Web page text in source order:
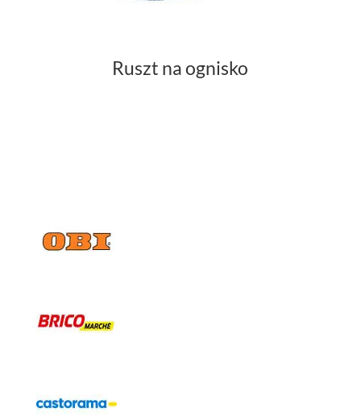
Ruszt na ognisko